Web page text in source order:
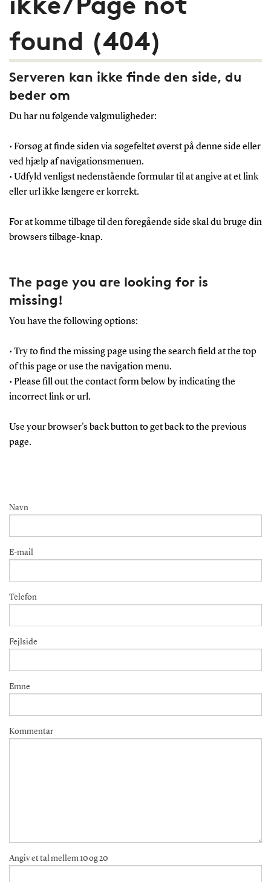
found (404)
Serveren kan ikke finde den side, du
beder om
Du har nu følgende valgmuligheder:
• Forsøg at finde siden via søgefeltet øverst på denne side eller
ved hjælp af navigationsmenuen.
• Udfyld venligst nedenstående formular til at angive at et link
eller url ikke længere er korrekt.
For at komme tilbage til den foregående side skal du bruge din
browsers tilbage-knap.
The page you are looking for is
missing!
You have the following options:
• Try to find the missing page using the search field at the top
of this page or use the navigation menu.
• Please fill out the contact form below by indicating the
incorrect link or url.
Use your browser's back button to get back to the previous
page.
Navn
E-mail
Telefon
Fejlside
Emne
Kommentar
Angiv et tal mellem 10 og 20